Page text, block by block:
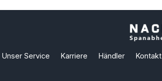
Unser Service Karriere Händler Kontakt